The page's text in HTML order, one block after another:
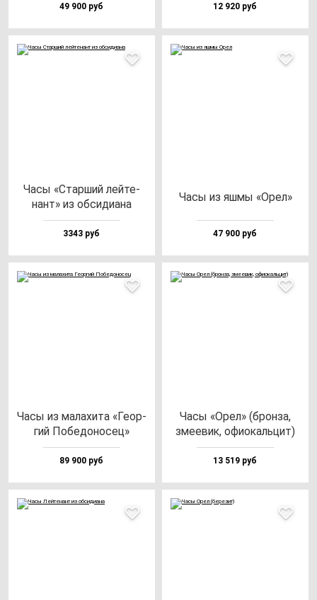
49 900 руб 12 920 руб
Часы «Стар­ший лей­те­
нант» из об­си­ди­ана
3343 руб
Часы из яш­мы «Орел»
47 900 руб
Часы из ма­ла­хи­та «Геор­
гий Побе­до­но­сец»
89 900 руб
Часы «Орел» (брон­за,
зме­евик, офи­окаль­цит)
13 519 руб